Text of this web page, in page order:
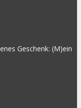
Geschenk: (M)ein